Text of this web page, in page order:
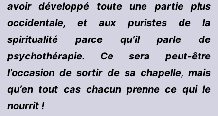
avoir développé toute une partie plus
occidentale, et aux puristes de la
spiritualité parce qu’il parle de
psychothérapie. Ce sera peut-être
l’occasion de sortir de sa chapelle, mais
qu’en tout cas chacun prenne ce qui le
nourrit !